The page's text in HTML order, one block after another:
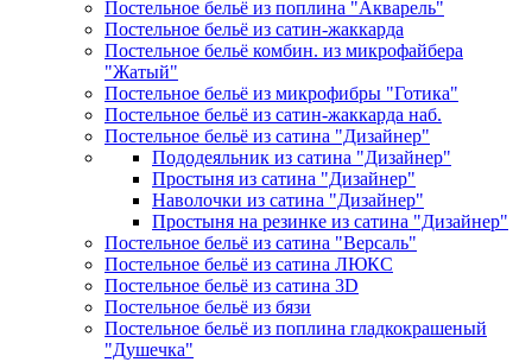
Постельное бельё из поплина "Акварель"
Постельное бельё из сатин-жаккарда
Постельное бельё комбин. из микрофайбера
"Жатый"
Постельное бельё из микрофибры "Готика"
Постельное бельё из сатин-жаккарда наб.
Постельное бельё из сатина "Дизайнер"
Пододеяльник из сатина "Дизайнер"
Простыня из сатина "Дизайнер"
Наволочки из сатина "Дизайнер"
Простыня на резинке из сатина "Дизайнер"
Постельное бельё из сатина "Версаль"
Постельное бельё из сатина ЛЮКС
Постельное бельё из сатина 3D
Постельное бельё из бязи
Постельное бельё из поплина гладкокрашеный
"Душечка"